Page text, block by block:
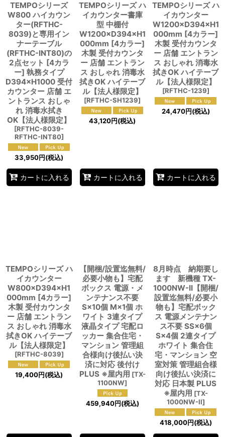
TEMPOシリーズ
W800 ハイカウン
ター(RFTHC-
8039)と専用イン
ナーテーブル
(RFTHC-INT80)の
2点セット [4カラ
ー] 執務タイプ
D394×H1000 受付
カウンター 店舗 エ
ントランス おしゃ
れ 消毒水拭き
OK【法人様限定】
[RFTHC-8039-
RFTHC-INT80]
33,950円(税込)
カートに入れる
TEMPOシリーズ ハ
イカウンター書庫
型 中棚付
W1200×D394×H1
000mm [4カラー]
木製 受付カウンタ
ー 店舗 エントラン
ス おしゃれ 消毒水
拭きOK ハイテーブ
ル【法人様限定】
[RFTHC-SH1239]
43,120円(税込)
カートに入れる
TEMPOシリーズ ハ
イカウンター
W1200×D394×H1
000mm [4カラー]
木製 受付カウンタ
ー 店舗 エントラン
ス おしゃれ 消毒水
拭きOK ハイテーブ
ル【法人様限定】
[RFTHC-1239]
24,470円(税込)
カートに入れる
TEMPOシリーズ ハ
イカウンター
W800×D394×H1
000mm [4カラー]
木製 受付カウンタ
ー 店舗 エントラン
ス おしゃれ 消毒水
拭きOK ハイテーブ
ル【法人様限定】
[RFTHC-8039]
19,400円(税込)
【開梱/設置迄無料/
必要小物も】宅配
ボックス 電源・メ
ンテナンス不要
S×10個 M×1個 ホ
ワイト 3連タイプ
液晶タイプ 宅配ロ
ッカー 集合住宅・
マンション 管理組
合様向け後払い決
済に対応 後付け
PLUS ※屋内用 [TX-
1100NW]
459,940円(税込)
8月時点 納期要し
ます 新機種 TX-
1000NW-II【開梱/
設置迄無料/必要小
物も】宅配ボック
ス 電源メンテナン
ス不要 SS×6個
S×4個 2連タイプ
ホワイト 集合住
宅・マンション 空
室対策 管理組合様
向け後払い決済に
対応 日本製 PLUS
※屋内用 [TX-
1000NW-II]
418,000円(税込)